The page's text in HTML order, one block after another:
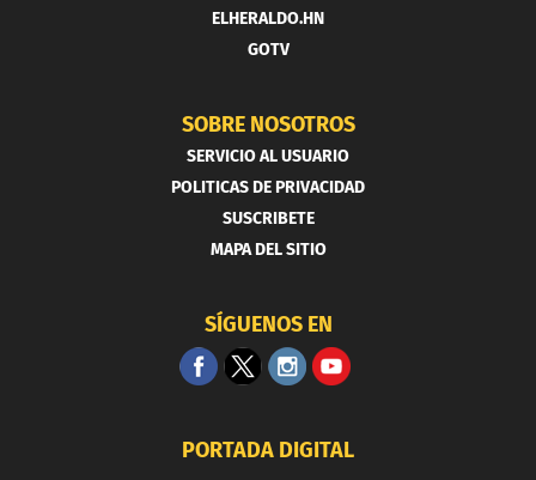
ELHERALDO.HN
GOTV
SOBRE NOSOTROS
SERVICIO AL USUARIO
POLITICAS DE PRIVACIDAD
SUSCRIBETE
MAPA DEL SITIO
SÍGUENOS EN
PORTADA DIGITAL